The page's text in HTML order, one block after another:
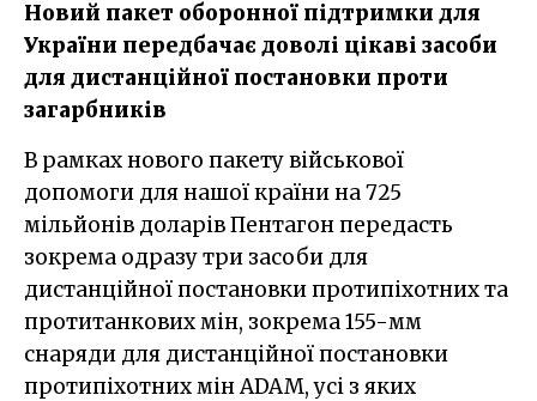
Новий пакет оборонної підтримки для
України передбачає доволі цікаві засоби
для дистанційної постановки проти
загарбників
В рамках нового пакету військової
допомоги для нашої країни на 725
мільйонів доларів Пентагон передасть
зокрема одразу три засоби для
дистанційної постановки протипіхотних та
протитанкових мін, зокрема 155-мм
снаряди для дистанційної постановки
протипіхотних мін ADAM, усі з яких